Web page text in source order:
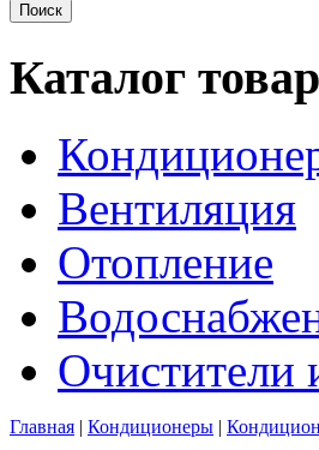
Каталог
Вентиляция
Отопление
Очистители
Главная | Кондиционеры |